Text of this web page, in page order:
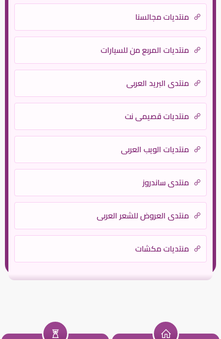
منتديات مجالسنا
منتديات المربع من للسيارات
منتدى البريد العربي
منتديات قصيمي نت
منتديات الويب العربي
منتدى ساندروز
منتدي العروض للشعر العربي
منتديات مكشات